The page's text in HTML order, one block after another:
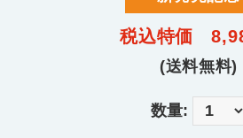
税込特価
(送料無料)
数量: